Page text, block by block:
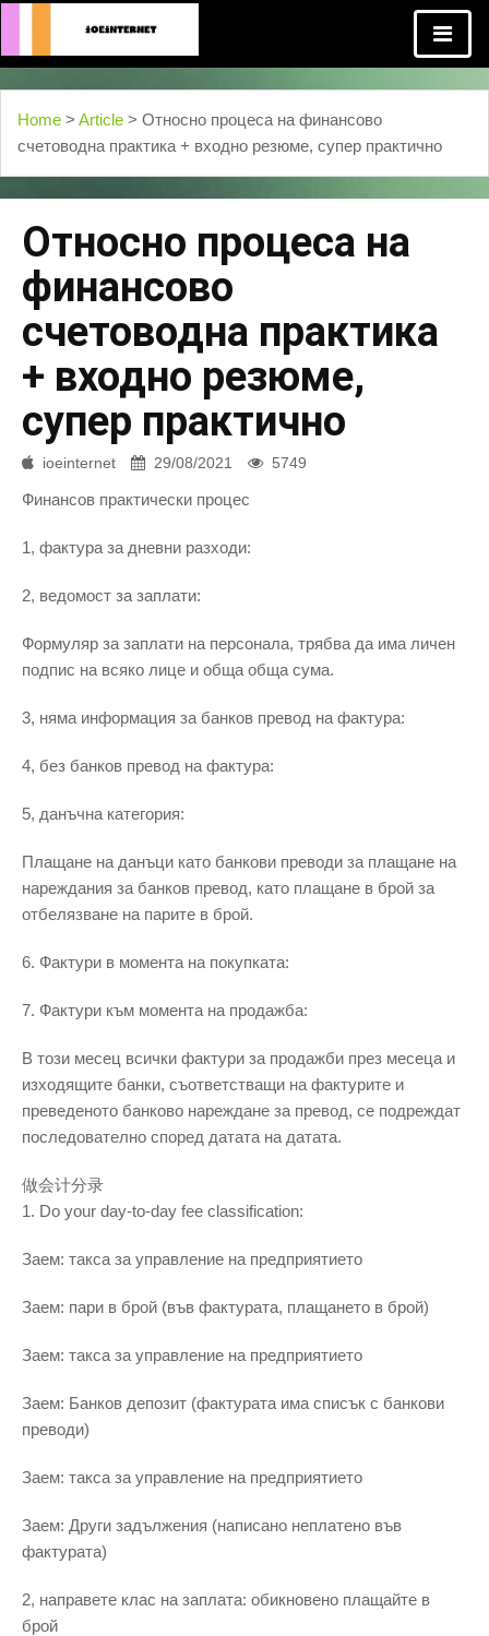
Home > Article > Относно процеса на финансово
счетоводна практика + входно резюме, супер практично
Относно процеса на
финансово
счетоводна практика
+ входно резюме,
супер практично
ioeinternet 29/08/2021 5749
Финансов практически процес
1, фактура за дневни разходи:
2, ведомост за заплати:
Формуляр за заплати на персонала, трябва да има личен
подпис на всяко лице и обща обща сума.
3, няма информация за банков превод на фактура:
4, без банков превод на фактура:
5, данъчна категория:
Плащане на данъци като банкови преводи за плащане на
нареждания за банков превод, като плащане в брой за
отбелязване на парите в брой.
6. Фактури в момента на покупката:
7. Фактури към момента на продажба:
В този месец всички фактури за продажби през месеца и
изходящите банки, съответстващи на фактурите и
преведеното банково нареждане за превод, се подреждат
последователно според датата на датата.
做会计分录
1. Do your day-to-day fee classification:
Заем: такса за управление на предприятието
Заем: пари в брой (във фактурата, плащането в брой)
Заем: такса за управление на предприятието
Заем: Банков депозит (фактурата има списък с банкови
преводи)
Заем: такса за управление на предприятието
Заем: Други задължения (написано неплатено във
фактурата)
2, направете клас на заплата: обикновено плащайте в
брой